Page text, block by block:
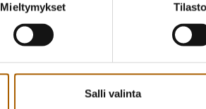
Mieltymykset
Salli valinta
– Hius ja Kauneus Emerald
kauneudenhoitoalan
uusiin toimitiloihin. Yritys
kasvaa ja kehittää